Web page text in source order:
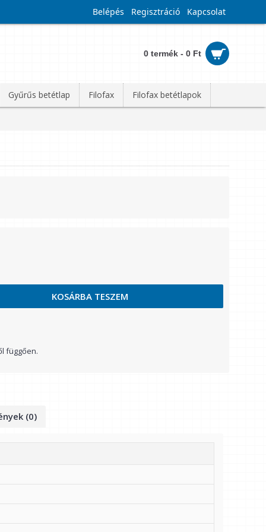
Belépés Regisztráció Kapcsolat
0 termék - 0 Ft
Gyűrűs betétlap Filofax Filofax betétlapok
KOSÁRBA TESZEM
függően.
(0)